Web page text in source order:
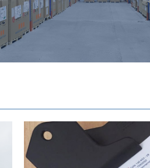
de almacenamiento
industrial, garantizando
seguridad y accesibilidad.